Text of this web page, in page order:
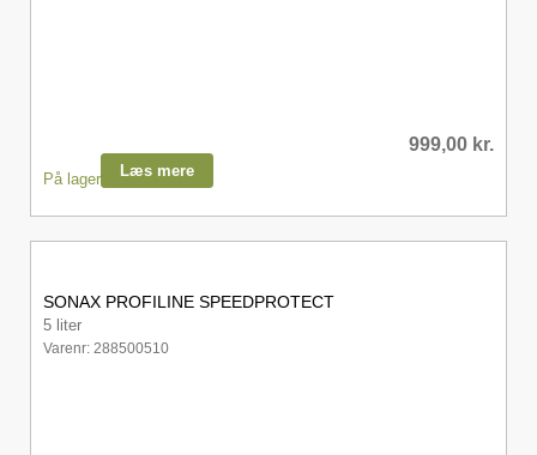
999,00 kr.
På lager Læs mere
SONAX PROFILINE SPEEDPROTECT
5 liter
Varenr: 288500510